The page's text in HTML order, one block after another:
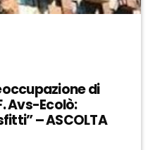
di
Avs-Ecolò:
– ASCOLTA